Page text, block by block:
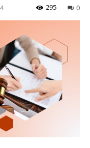
0
295